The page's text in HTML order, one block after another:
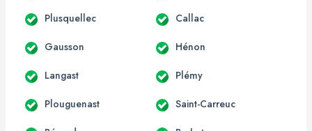
Plusquellec Callac
Gausson Hénon
Langast Plémy
Plouguenast Saint-Carreuc